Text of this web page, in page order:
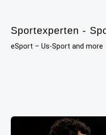
content
Sportexperten -
eSport – Us-Sport and more